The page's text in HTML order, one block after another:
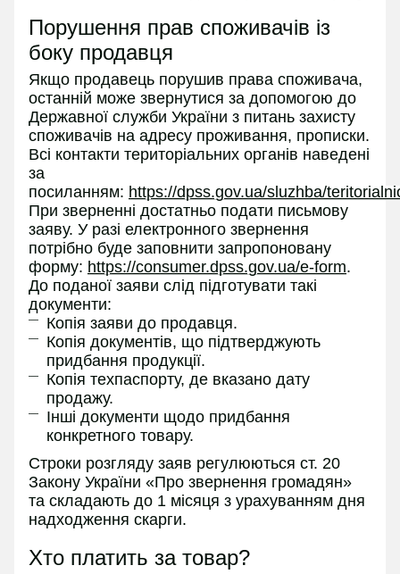
Порушення прав споживачів із
боку продавця
Якщо продавець порушив права споживача,
останній може звернутися за допомогою до
Державної служби України з питань захисту
споживачів на адресу проживання, прописки.
Всі контакти територіальних органів наведені
за
посиланням: https://dpss.gov.ua/sluzhba/
При зверненні достатньо подати письмову
заяву. У разі електронного звернення
потрібно буде заповнити запропоновану
форму: https://consumer.dpss.gov.ua/e-form.
До поданої заяви слід підготувати такі
документи:
Копія заяви до продавця.
Копія документів, що підтверджують
придбання продукції.
Копія техпаспорту, де вказано дату
продажу.
Інші документи щодо придбання
конкретного товару.
Строки розгляду заяв регулюються ст. 20
Закону України «Про звернення громадян»
та складають до 1 місяця з урахуванням дня
надходження скарги.
Хто платить за товар?